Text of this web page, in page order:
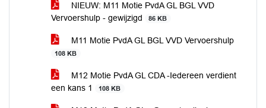
NIEUW: M11 Motie PvdA GL BGL VVD
Vervoershulp - gewijzigd
86 KB
M11 Motie PvdA GL BGL VVD Vervoershulp
108 KB
M12 Motie PvdA GL CDA -Iedereen verdient
een kans 1
108 KB